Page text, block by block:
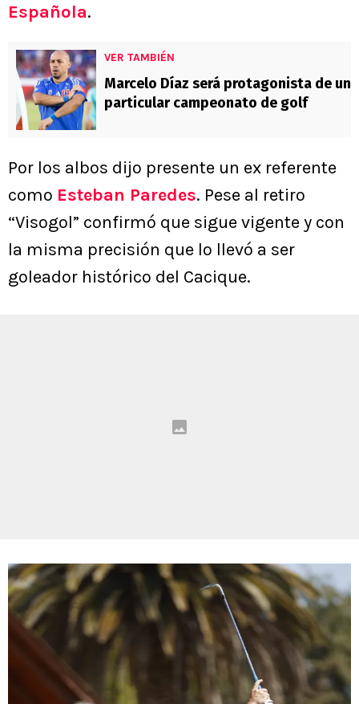
Española.
VER TAMBIÉN
Marcelo Díaz será protagonista de un
particular campeonato de golf
Por los albos dijo presente un ex referente
como Esteban Paredes. Pese al retiro
“Visogol” confirmó que sigue vigente y con
la misma precisión que lo llevó a ser
goleador histórico del Cacique.